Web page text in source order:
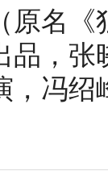
原名
品，
，冯